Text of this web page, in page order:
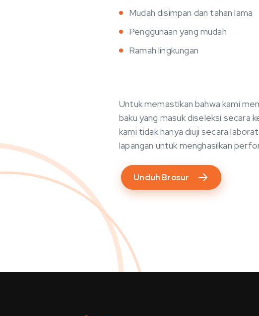
Mudah disimpan dan tahan lama
Penggunaan yang mudah
Ramah lingkungan
Untuk memastikan bahwa kami
baku yang masuk diseleksi secara
kami tidak hanya diuji secara
lapangan untuk menghasilkan
Unduh Brosur